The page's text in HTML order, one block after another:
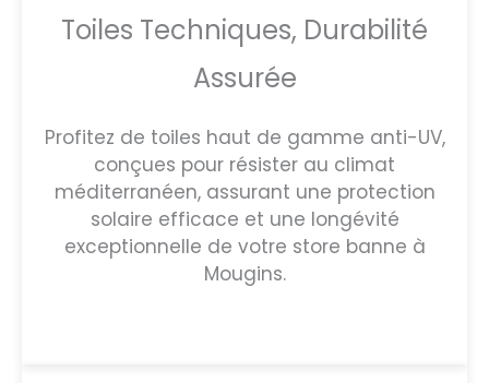
Toiles Techniques, Durabilité
Assurée
Profitez de toiles haut de gamme anti-UV,
conçues pour résister au climat
méditerranéen, assurant une protection
solaire efficace et une longévité
exceptionnelle de votre store banne à
Mougins.